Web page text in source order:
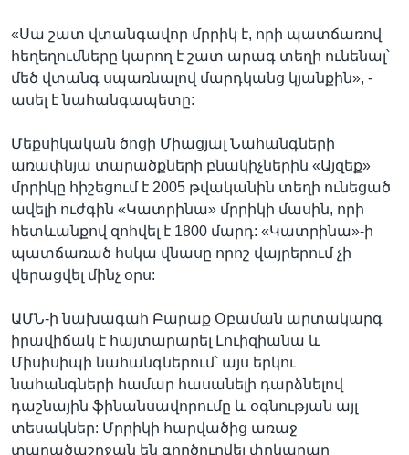
«Սա շատ վտանգավոր մրրիկ է, որի պատճառով
հեղեղումները կարող է շատ արագ տեղի ունենալ՝
մեծ վտանգ սպառնալով մարդկանց կյանքին», -
ասել է նահանգապետը:
Մեքսիկական ծոցի Միացյալ Նահանգների
առափնյա տարածքների բնակիչներին «Այզեք»
մրրիկը հիշեցում է 2005 թվականին տեղի ունեցած
ավելի ուժգին «Կատրինա» մրրիկի մասին, որի
հետևանքով զոհվել է 1800 մարդ: «Կատրինա»-ի
պատճառած հսկա վնասը որոշ վայրերում չի
վերացվել մինչ օրս:
ԱՄՆ-ի նախագահ Բարաք Օբաման արտակարգ
իրավիճակ է հայտարարել Լուիզիանա և
Միսիսիպի նահանգներում՝ այս երկու
նահանգների համար հասանելի դարձնելով
դաշնային ֆինանսավորումը և օգնության այլ
տեսակներ: Մրրիկի հարվածից առաջ
տարածաշրջան են գործուղվել փրկարար